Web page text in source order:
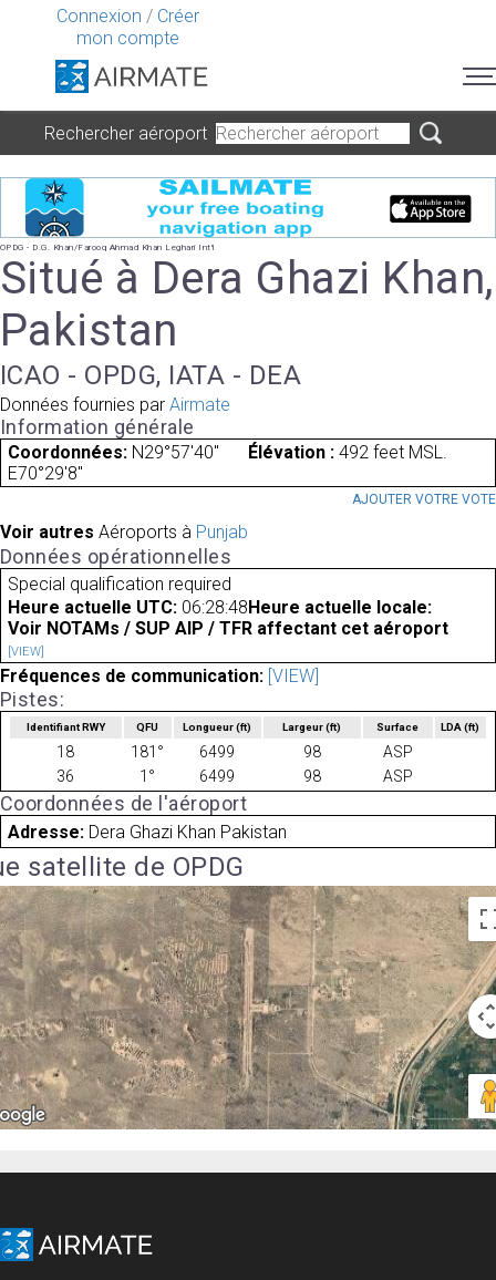
Connexion / Créer
mon compte
Rechercher aéroport
OPDG - D.G. Khan/Farooq Ahmad Khan Leghari Int'l
Situé à Dera Ghazi Khan,
Pakistan
ICAO - OPDG, IATA - DEA
Données fournies par Airmate
Information générale
Coordonnées: N29°57'40"
E70°29'8"
Élévation : 492 feet MSL.
AJOUTER VOTRE VOTE
Voir autres Aéroports à Punjab
Données opérationnelles
Special qualification required
Heure actuelle UTC: 06:28:48 Heure actuelle locale:
Voir NOTAMs / SUP AIP / TFR affectant cet aéroport
[VIEW]
Fréquences de communication: [VIEW]
Pistes:
Identifiant RWY QFU Longueur(ft) Largeur(ft) Surface LDA(ft)
18 181° 6499 98
ASP
36
1° 6499 98 ASP
Coordonnées de l'aéroport
Adresse: Dera Ghazi Khan Pakistan
satellite de OPDG